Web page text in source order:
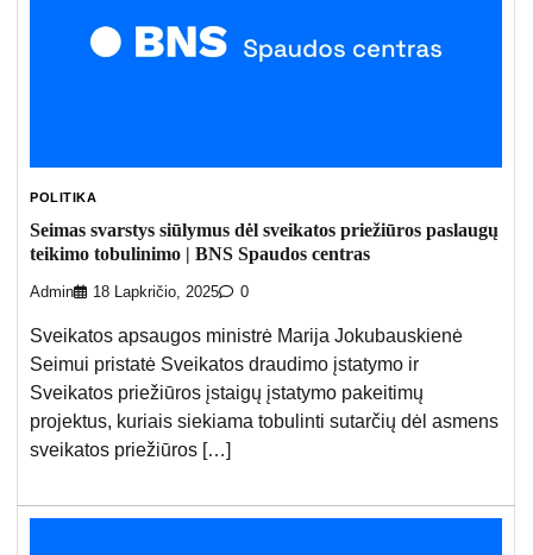
POLITIKA
Seimas svarstys siūlymus dėl sveikatos priežiūros paslaugų
teikimo tobulinimo | BNS Spaudos centras
Admin 18 Lapkričio, 2025 0
Sveikatos apsaugos ministrė Marija Jokubauskienė
Seimui pristatė Sveikatos draudimo įstatymo ir
Sveikatos priežiūros įstaigų įstatymo pakeitimų
projektus, kuriais siekiama tobulinti sutarčių dėl asmens
sveikatos priežiūros […]